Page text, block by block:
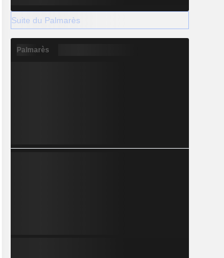
Suite du Palmarès
Palmarès